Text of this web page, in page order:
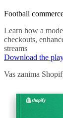
Football
Learn how a
checkouts,
streams
Download the
Vas zanima